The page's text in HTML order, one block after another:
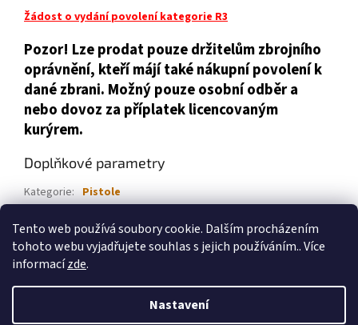
Tento web používá soubory cookie. Dalším procházením
tohoto webu vyjadřujete souhlas s jejich používáním.. Více
informacízde.
Nastavení
Žádost o vydání povolení kategorie R3
Pozor! Lze prodat pouze držitelům zbrojního
oprávnění, kteří májí také nákupní povolení k
dané zbrani. Možný pouze osobní odběr a
nebo dovoz za příplatek licencovaným
kurýrem.
Doplňkové parametry
Kategorie: Pistole
Značka: Canik
Vytvořil Shoptet